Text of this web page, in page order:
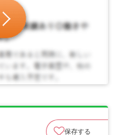
保存する